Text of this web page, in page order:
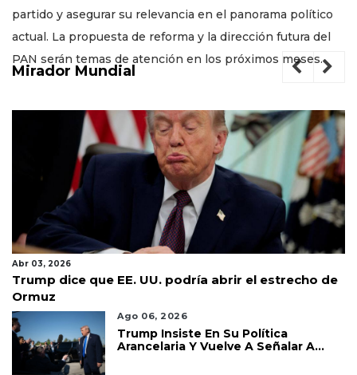
partido y asegurar su relevancia en el panorama político
actual. La propuesta de reforma y la dirección futura del
PAN serán temas de atención en los próximos meses.
Mirador Mundial
Abr 03, 2026
Trump dice que EE. UU. podría abrir el estrecho de
Ormuz
Ago 06, 2026
Trump Insiste En Su Política
Arancelaria Y Vuelve A Señalar A